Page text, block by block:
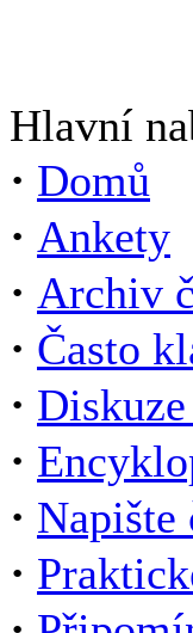
Hlavní
· Domů
· Ankety
· Archiv
· Často
·
·
· Napište
·